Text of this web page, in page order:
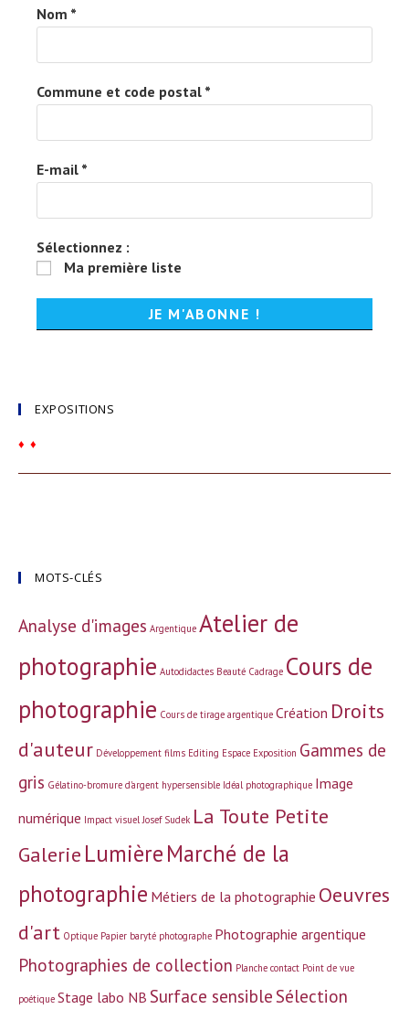
Nom *
Commune et code postal *
E-mail *
Sélectionnez :
Ma première liste
EXPOSITIONS
♦ ♦
MOTS-CLÉS
Analyse d'images Argentique Atelier de
photographie Autodidactes Beauté Cadrage Cours de
photographie Cours de tirage argentique Création Droits
d'auteur Développement films Editing Espace Exposition Gammes de
gris Gélatino-bromure d'argent hypersensible Idéal photographique Image
numérique Impact visuel Josef Sudek La Toute Petite
Galerie LumièreMarché de la
photographie Métiers de la photographie Oeuvres
d'art Optique Papier baryté photographe Photographie argentique
Photographies de collection Planche contact Point de vue
poétique Stage labo NB Surface sensibleSélection